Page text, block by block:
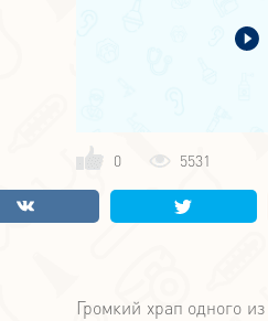
0 5531
Громкий храп одного